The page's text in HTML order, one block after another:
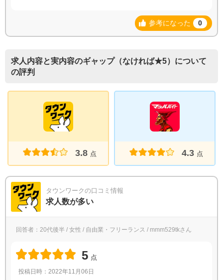
参考になった 0
求人内容と実内容のギャップ（なければ★5）について
の評判
3.8 点 4.3 点
タウンワークの口コミ情報
求人数が多い
回答者：20代後半 / 女性 / 自由業・フリーランス / mmm529tkさん
5 点
投稿日時：2022年11月06日